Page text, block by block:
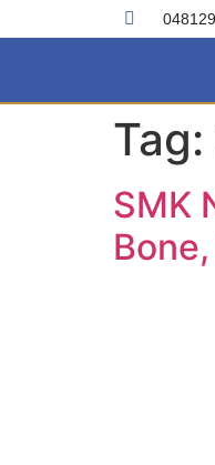
Tag:
SMK